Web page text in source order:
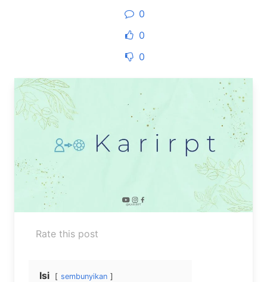
0
0
0
Rate this post
Isi sembunyikan